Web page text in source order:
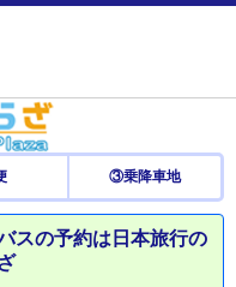
③乗降車地
スの予約は日本旅行の